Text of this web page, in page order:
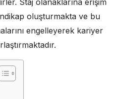
oluşturmakta ve bu
engelleyerek kariyer